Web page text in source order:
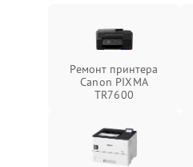
Ремонт принтера
Canon PIXMA
TR7600